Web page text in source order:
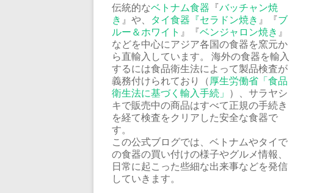
伝統的なベトナム食器 『バッチャン焼
き 』や、 タイ食器『セラドン焼き 』『ブ
ルー＆ホワイト 』『ベンジャロン焼き 』
などを中心にアジア各国の食器を窯元か
ら直輸入しています。 海外の食器を輸入
するには食品衛生法によって製品検査が
義務付けられており（ 厚生労働省「食品
衛生法に基づく輸入手続」 ）、サラヤシ
キで販売中の商品はすべて正規の手続き
を経て検査をクリアした安全な食器で
す。
この公式ブログでは、ベトナムやタイで
の食器の買い付けの様子やグルメ情報、
日常に起こった些細な出来事などを発信
していきます。